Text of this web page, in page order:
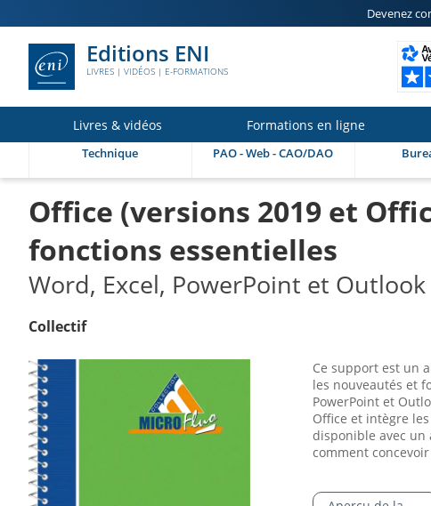
Devenez
Editions ENI
LIVRES | VIDÉOS | E-FORMATIONS
Livres & vidéos Formations en ligne
Technique PAO - Web - CAO/DAO
Office (versions 2019 et
fonctions essentielles
Word, Excel, PowerPoint et Outlook
Collectif
Ce support est un
les nouveautés et
PowerPoint et
Office et intègre
disponible avec un
comment